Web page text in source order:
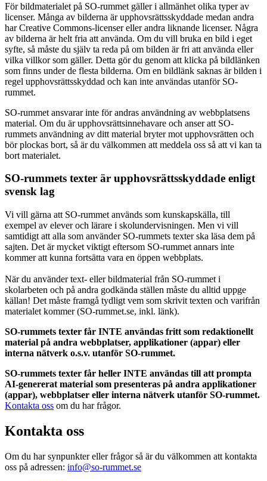
För bildmaterialet på SO-rummet gäller i allmänhet olika typer av
licenser. Många av bilderna är upphovsrättsskyddade medan andra
har Creative Commons-licenser eller andra liknande licenser. Några
av bilderna är helt fria att använda. Om du vill bruka en bild i eget
syfte, så måste du själv ta reda på om bilden är fri att använda eller
vilka villkor som gäller. Detta gör du genom att klicka på bildlänken
som finns under de flesta bilderna. Om en bildlänk saknas är bilden i
regel upphovsrättsskyddad och kan inte användas utanför SO-
rummet.
SO-rummet ansvarar inte för andras användning av webbplatsens
material. Om du är upphovsrättsinnehavare och anser att SO-
rummets användning av ditt material bryter mot upphovsrätten och
bör plockas bort, så är du välkommen att meddela oss så att vi kan ta
bort materialet.
SO-rummets texter är upphovsrättsskyddade enligt
svensk lag
Vi vill gärna att SO-rummet används som kunskapskälla, till
exempel av elever och lärare i skolundervisningen. Men vi vill
samtidigt att alla som använder SO-rummets texter ska läsa dem på
sajten. Det är mycket viktigt eftersom SO-rummet annars inte
kommer att kunna fortsätta vara en öppen webbplats.
När du använder text- eller bildmaterial från SO-rummet i
skolarbeten och på andra godkända ställen måste du alltid uppge
källan! Det måste framgå tydligt vem som skrivit texten och varifrån
materialet kommer (SO-rummet.se, inkl. länk).
SO-rummets texter får INTE användas fritt som redaktionellt
material på andra webbplatser, applikationer (appar) eller
interna nätverk o.s.v. utanför SO-rummet.
SO-rummets texter får heller INTE användas till att prompta
AI-genererat material som presenteras på andra applikationer
(appar), webbplatser eller interna nätverk utanför SO-rummet.
Kontakta oss om du har frågor.
Kontakta oss
Om du har synpunkter eller frågor så är du välkommen att kontakta
oss på adressen: info@so-rummet.se